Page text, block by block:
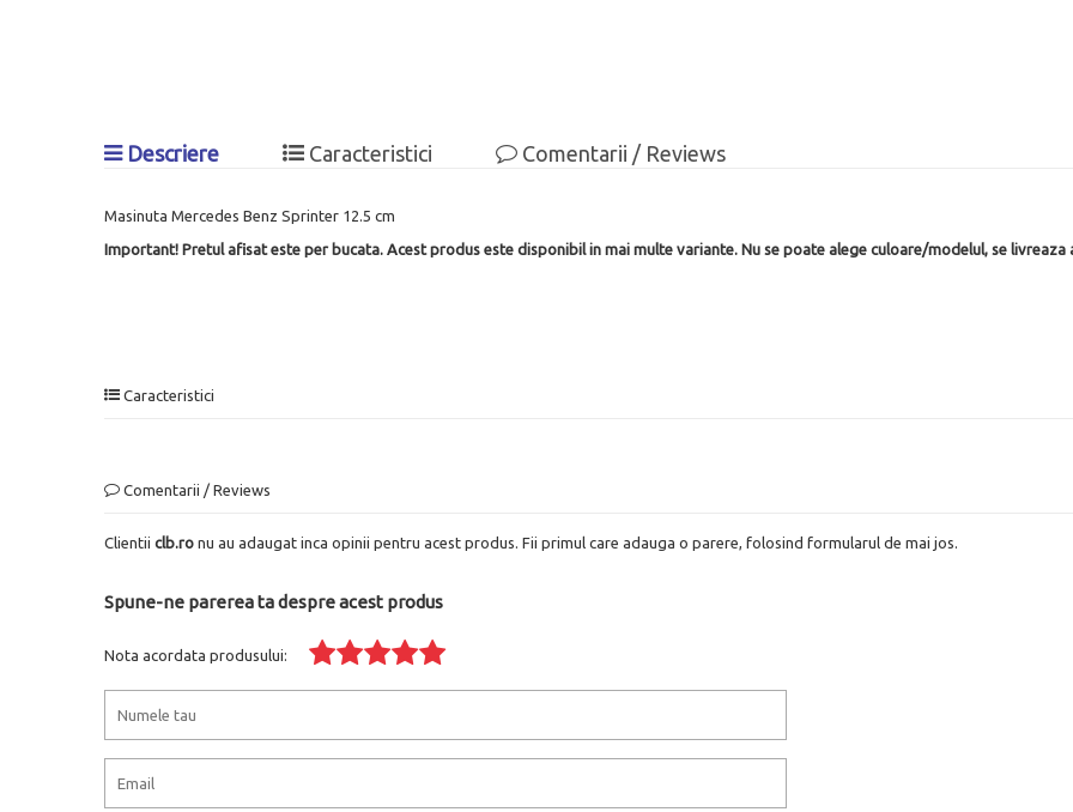
Descriere Caracteristici Comentarii / Reviews
Masinuta Mercedes Benz Sprinter 12.5 cm
Important! Pretul afisat este per bucata. Acest produs este disponibil in mai multe variante. Nu se poate alege culoare/modelul, se livreaza
Caracteristici
Comentarii / Reviews
Clientii clb.ro nu au adaugat inca opinii pentru acest produs. Fii primul care adauga o parere, folosind formularul de mai jos.
Spune-ne parerea ta despre acest produs
Nota acordata produsului: